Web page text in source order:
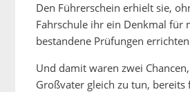
Den Führerschein erhielt sie,
Fahrschule ihr ein Denkmal für
bestandene Prüfungen
Und damit waren zwei
Großvater gleich zu tun,